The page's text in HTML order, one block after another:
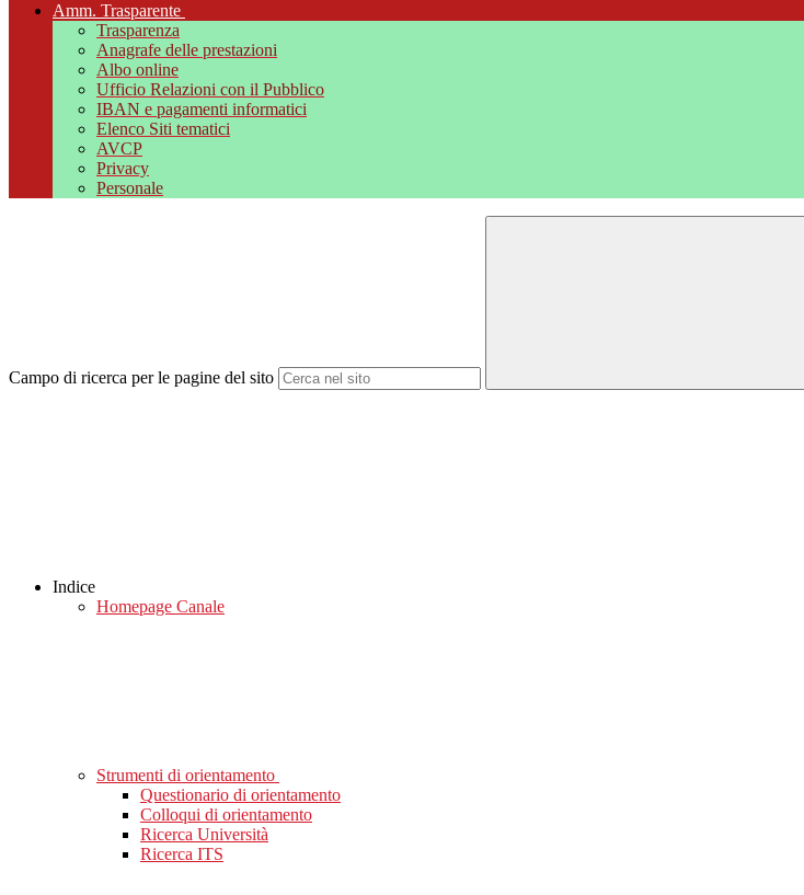
Amm. Trasparente
Trasparenza
Anagrafe delle prestazioni
Albo online
Ufficio Relazioni con il Pubblico
IBAN e pagamenti informatici
Elenco Siti tematici
AVCP
Privacy
Personale
Campo di ricerca per le pagine del sito
Indice
Homepage Canale
Strumenti di orientamento
Questionario di orientamento
Colloqui di orientamento
Ricerca Università
Ricerca ITS